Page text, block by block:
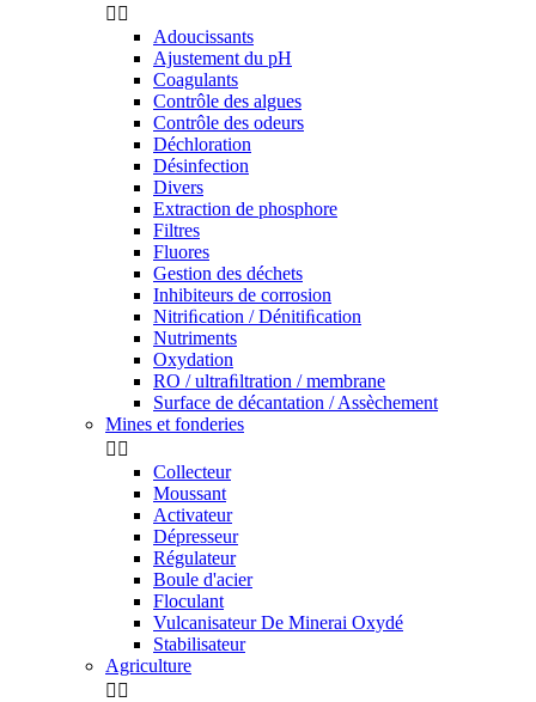
 
Adoucissants
Ajustement du pH
Coagulants
Contrôle des algues
Contrôle des odeurs
Déchloration
Désinfection
Divers
Extraction de phosphore
Filtres
Fluores
Gestion des déchets
Inhibiteurs de corrosion
Nitriﬁcation / Dénitiﬁcation
Nutriments
Oxydation
RO / ultraﬁltration / membrane
Surface de décantation / Assèchement
Mines et fonderies
 
Collecteur
Moussant
Activateur
Dépresseur
Régulateur
Boule d'acier
Floculant
Vulcanisateur De Minerai Oxydé
Stabilisateur
Agriculture
 